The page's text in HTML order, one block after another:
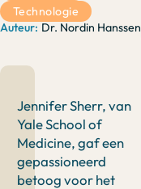
Dr. Nordin Hanssen
Technologie
Jennifer Sherr, van
Yale School of
Medicine, gaf een
gepassioneerd
betoog voor het